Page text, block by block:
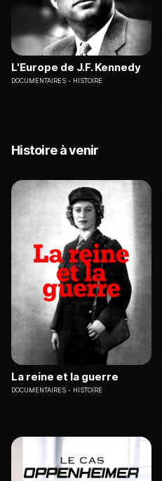
L'Europe de J.F. Kennedy
DOCUMENTAIRES HISTOIRE
Histoire à venir
La reine et la guerre
DOCUMENTAIRES HISTOIRE